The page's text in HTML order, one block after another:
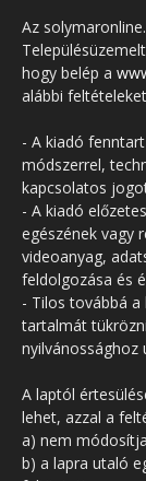
Az
hogy belép a
alábbi
- A kiadó
módszerrel,
kapcsolatos
- A kiadó
egészének vagy
videoanyag,
feldolgozása és
- Tilos továbbá a
tartalmát
nyilvánossághoz
A laptól
lehet, azzal a
a) nem
b) a lapra utaló